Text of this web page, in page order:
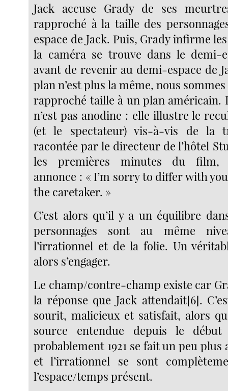
Jack accuse Grady de ses
rapproché à la taille des
espace de Jack. Puis, Grady infirme
la caméra se trouve dans le demi-
avant de revenir au demi-espace de
plan n’est plus la même, nous sommes
rapproché taille à un plan américain.
n’est pas anodine : elle illustre le
(et le spectateur) vis-à-vis de la
racontée par le directeur de l’hôtel
les premières minutes du film,
annonce : « I’m sorry to differ with
the caretaker. »
C’est alors qu’il y a un équilibre
personnages sont au même
l’irrationnel et de la folie. Un
alors s’engager.
Le champ/contre-champ existe car
la réponse que Jack attendait[6].
sourit, malicieux et satisfait, alors
source entendue depuis le
probablement 1921 se fait un peu plus
et l’irrationnel se sont
l’espace/temps présent.